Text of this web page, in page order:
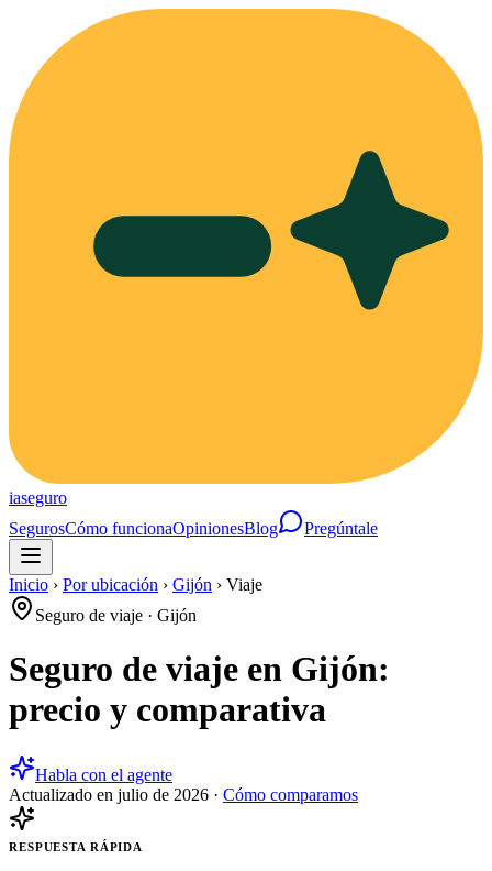
iaseguro
SegurosCómo funcionaOpinionesBlog Pregúntale
Inicio › Por ubicación › Gijón › Viaje
Seguro de viaje · Gijón
Seguro de viaje en Gijón:
precio y comparativa
Habla con el agente
Actualizado en julio de 2026 · Cómo comparamos
RESPUESTA RÁPIDA